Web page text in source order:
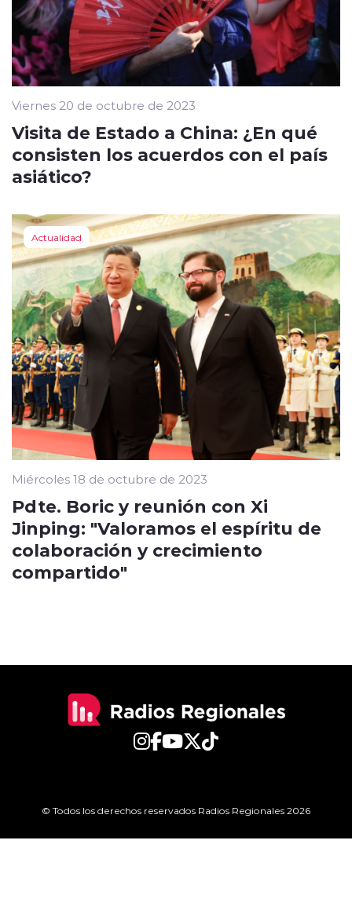
Viernes 20 de octubre de 2023
Visita de Estado a China: ¿En qué
consisten los acuerdos con el país
asiático?
Actualidad
Miércoles 18 de octubre de 2023
Pdte. Boric y reunión con Xi
Jinping: "Valoramos el espíritu de
colaboración y crecimiento
compartido"
© Todos los derechos reservados Radios Regionales 2026